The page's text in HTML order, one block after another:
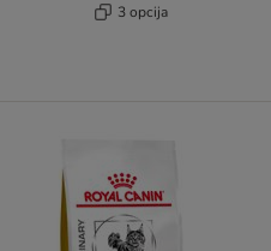
3 opcija